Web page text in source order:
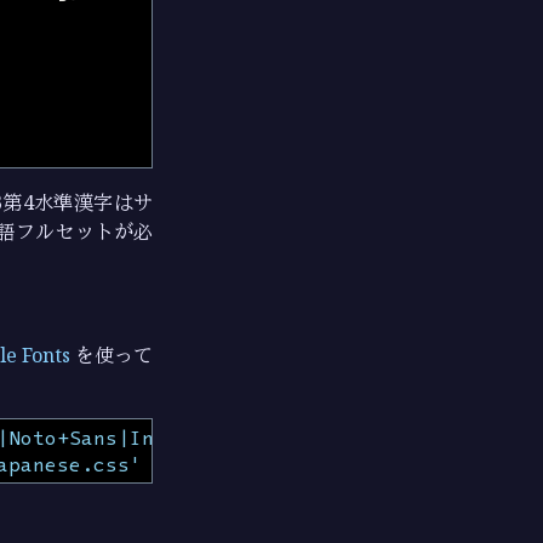
4水準漢字はサ
フルセットが必
Fonts を使って